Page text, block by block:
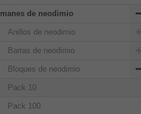
Imanes de neodimio
Anillos de neodimio
Barras de neodimio
Bloques de neodimio
Pack 10
Pack 100